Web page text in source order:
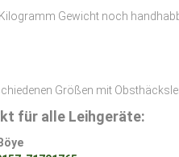
Gewicht noch
Größen mit
für alle Leihgeräte: